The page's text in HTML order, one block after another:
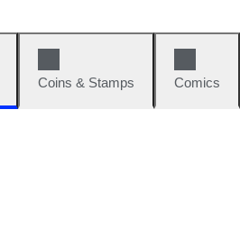
Coins & Stamps Comics